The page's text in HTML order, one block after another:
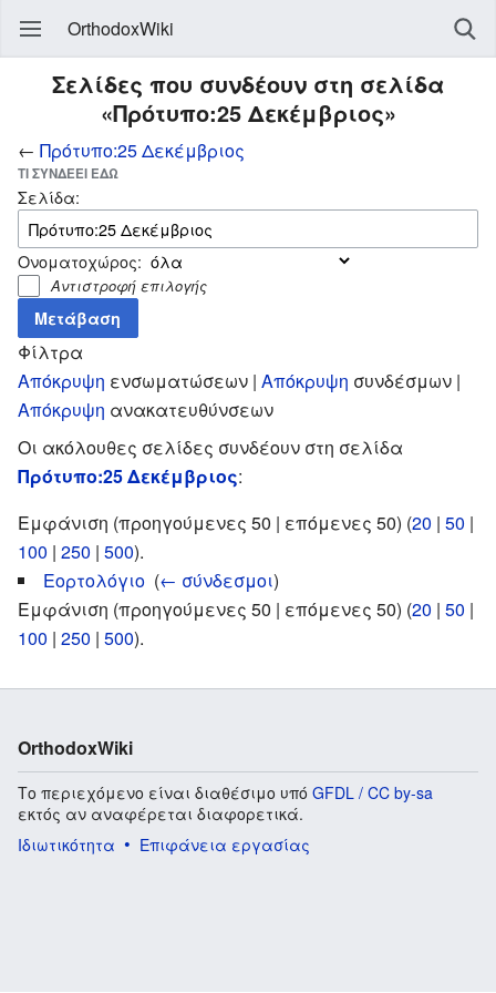
OrthodoxWiki
Σελίδες που συνδέουν στη σελίδα
«Πρότυπο:25 Δεκέμβριος»
← Πρότυπο:25 Δεκέμβριος
ΤΙ ΣΥΝΔΈΕΙ ΕΔΏ
Σελίδα:
Ονοματοχώρος:
Αντιστροφή επιλογής
Φίλτρα
Απόκρυψη ενσωματώσεων | Απόκρυψη συνδέσμων |
Απόκρυψη ανακατευθύνσεων
Οι ακόλουθες σελίδες συνδέουν στη σελίδα
Πρότυπο:25 Δεκέμβριος:
Εμφάνιση (προηγούμενες 50 | επόμενες 50) (20 | 50 |
100 | 250 | 500).
Εορτολόγιο (← σύνδεσμοι)
Εμφάνιση (προηγούμενες 50 | επόμενες 50) (20 | 50 |
100 | 250 | 500).
OrthodoxWiki
Το περιεχόμενο είναι διαθέσιμο υπό GFDL / CC by-sa
εκτός αν αναφέρεται διαφορετικά.
Ιδιωτικότητα
Επιφάνεια εργασίας